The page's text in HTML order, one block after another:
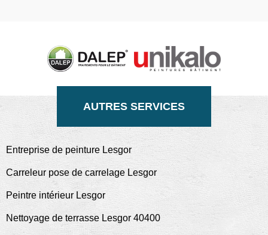
AUTRES SERVICES
Entreprise de peinture Lesgor
Carreleur pose de carrelage Lesgor
Peintre intérieur Lesgor
Nettoyage de terrasse Lesgor 40400